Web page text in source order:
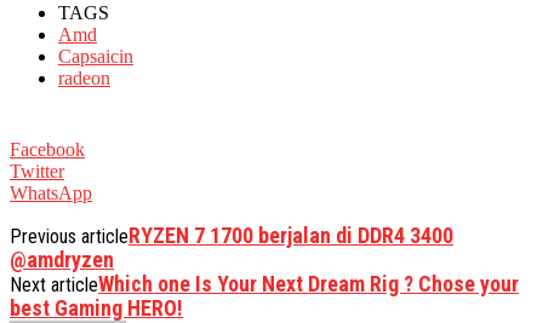
TAGS
Amd
Capsaicin
radeon
Facebook
Twitter
WhatsApp
Previous articleRYZEN 7 1700 berjalan di DDR4 3400
@amdryzen
Next articleWhich one Is Your Next Dream Rig ? Chose your
best Gaming HERO!